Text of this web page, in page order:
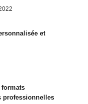
et
formats
professionnelles